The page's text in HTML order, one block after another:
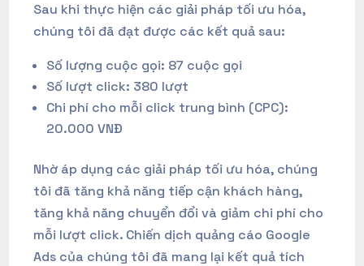
Sau khi thực hiện các giải pháp tối ưu hóa,
chúng tôi đã đạt được các kết quả sau:
Số lượng cuộc gọi: 87 cuộc gọi
Số lượt click: 380 lượt
Chi phí cho mỗi click trung bình (CPC):
20.000 VNĐ
Nhờ áp dụng các giải pháp tối ưu hóa, chúng
tôi đã tăng khả năng tiếp cận khách hàng,
tăng khả năng chuyển đổi và giảm chi phí cho
mỗi lượt click. Chiến dịch quảng cáo Google
Ads của chúng tôi đã mang lại kết quả tích